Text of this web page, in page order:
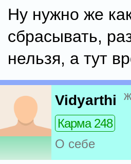
Ну нужно же
сбрасывать,
нельзя, а тут
Vidyarthi ж
Карма 248
О себе